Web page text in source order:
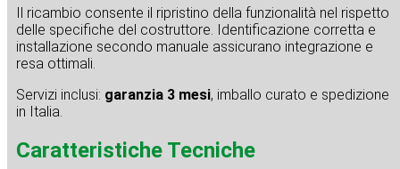
Il ricambio consente il ripristino della funzionalità nel rispetto
delle specifiche del costruttore. Identificazione corretta e
installazione secondo manuale assicurano integrazione e
resa ottimali.
Servizi inclusi: garanzia 3 mesi, imballo curato e spedizione
in Italia.
Caratteristiche Tecniche